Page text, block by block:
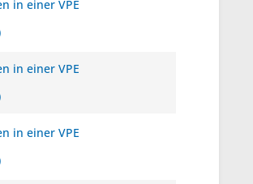
in einer VPE
in einer VPE
in einer VPE